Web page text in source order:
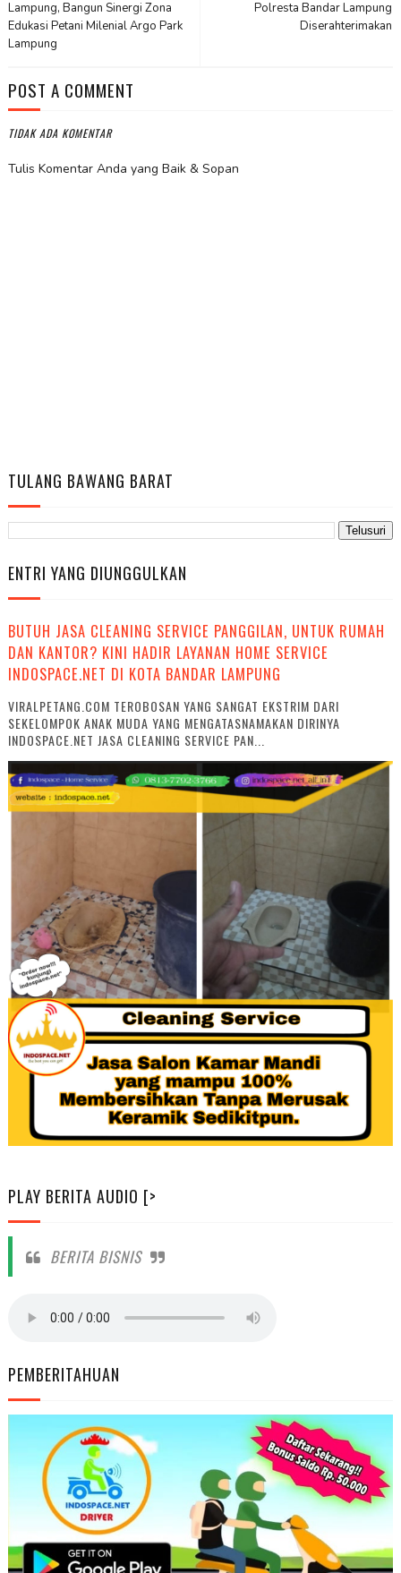
Polresta Bandar Lampung
Diserahterimakan
Lampung, Bangun Sinergi Zona
Edukasi Petani Milenial Argo Park
Lampung
POST A COMMENT
TIDAK ADA KOMENTAR
Tulis Komentar Anda yang Baik & Sopan
TULANG BAWANG BARAT
ENTRI YANG DIUNGGULKAN
BUTUH JASA CLEANING SERVICE PANGGILAN, UNTUK RUMAH
DAN KANTOR? KINI HADIR LAYANAN HOME SERVICE
INDOSPACE.NET DI KOTA BANDAR LAMPUNG
VIRALPETANG.COM TEROBOSAN YANG SANGAT EKSTRIM DARI
SEKELOMPOK ANAK MUDA YANG MENGATASNAMAKAN DIRINYA
INDOSPACE.NET JASA CLEANING SERVICE PAN...
PLAY BERITA AUDIO [>
BERITA BISNIS
PEMBERITAHUAN